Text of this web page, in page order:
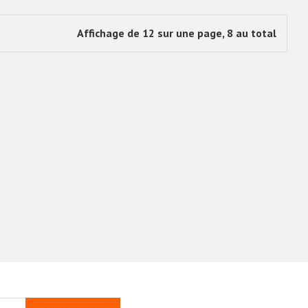
Affichage de 12 sur une page, 8 au total